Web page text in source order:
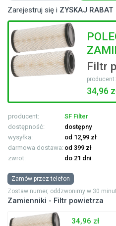
Zarejestruj się i ZYSKAJ RABAT
Filtr
producent:
34,96
producent:
SF Filter
dostępność:
dostępny
wysyłka:
od 12,99 zł
darmowa dostawa: od 399 zł
zwrot:
do 21 dni
Zamów przez telefon
Zostaw numer, oddzwonimy w 30
Zamienniki - Filtr powietrza
34,96 zł